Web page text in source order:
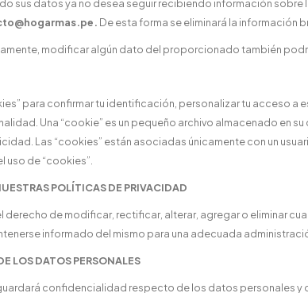
sus datos ya no desea seguir recibiendo información
De esta forma se eliminará la información
modificar algún dato del proporcionado también
para confirmar tu identificación, personalizar tu acceso a
Una “cookie” es un pequeño archivo almacenado en
Las “cookies” están asociadas únicamente con un
uso de “cookies”.
POLÍTICAS DE PRIVACIDAD
derecho de modificar, rectificar, alterar, agregar o eliminar
informado del mismo para una adecuada
LOS DATOS PERSONALES
confidencialidad respecto de los datos personales